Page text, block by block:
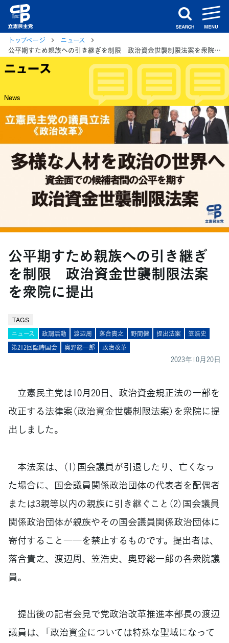
search
トップページ
ニュース
公平期すため親族への引き継ぎを制限 政治資金世襲制限法案を衆院に提出
ニュース
News
公平期すため親族への引き継ぎ
を制限 政治資金世襲制限法案
を衆院に提出
TAGS
ニュース 政調活動 渡辺周 落合貴之 野間健 提出法案
笠浩史
第212回臨時国会
奥野総一郎 政治改革
2023年10月20日
立憲民主党は10月20日、政治資金規正法の一部を
改正する法律案（政治資金世襲制限法案）を衆院に提
出しました。
本法案は、（1）国会議員が引退したり、亡くなっ
た場合に、国会議員関係政治団体の代表者を配偶者
または3親等以内の親族に引き継ぐこと（2）国会議員
関係政治団体が親族やその国会議員関係政治団体に
寄付すること――を禁止するものです。提出者は、
落合貴之、渡辺周、笠浩史、奥野総一郎の各衆院議
員。
提出後の記者会見で党政治改革推進本部長の渡辺
議員は、「政治資金については特殊な聖域になって